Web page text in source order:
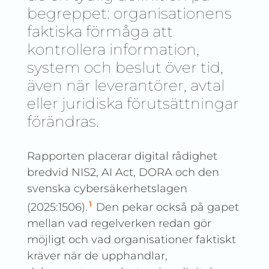
begreppet: organisationens
faktiska förmåga att
kontrollera information,
system och beslut över tid,
även när leverantörer, avtal
eller juridiska förutsättningar
förändras.
Rapporten placerar digital rådighet
bredvid NIS2, AI Act, DORA och den
svenska cybersäkerhetslagen
(2025:1506). 1
Den pekar också på gapet
mellan vad regelverken redan gör
möjligt och vad organisationer faktiskt
kräver när de upphandlar,